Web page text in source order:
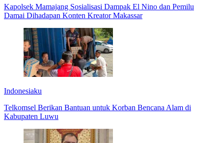
Kapolsek Mamajang Sosialisasi Dampak El Nino dan Pemilu
Damai Dihadapan Konten Kreator Makassar
Indonesiaku
Telkomsel Berikan Bantuan untuk Korban Bencana Alam di
Kabupaten Luwu